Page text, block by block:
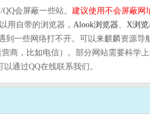
会屏蔽一些站。 建议使用不会屏蔽网
用自带的浏览器， Alook浏览器、 X浏览
一些网络打不开。可以来麒麟资源导
商，比如电信）。部分网站需要科学上
以通过QQ在线联系我们。